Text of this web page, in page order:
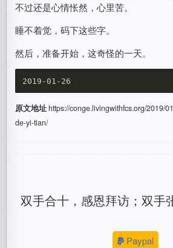
不过还是心情怅然，心里苦。
睡不着觉，码下这些字。
然后，准备开始，这奇怪的一天。
原文地址https://conge.livingwithfcs.org/2019/
de-yi-tian/
双手合十，感恩拜访；双手
Paypal